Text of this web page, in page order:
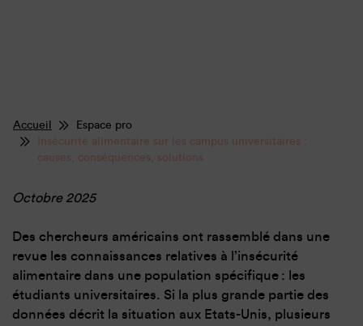
Accueil
Espace pro
Insécurité alimentaire sur les campus universitaires :
causes, conséquences, solutions
Octobre 2025
Des chercheurs américains ont rassemblé dans une
revue les connaissances relatives à l’insécurité
alimentaire dans une population spécifique : les
étudiants universitaires. Si la plus grande partie des
données décrit la situation aux Etats-Unis, plusieurs